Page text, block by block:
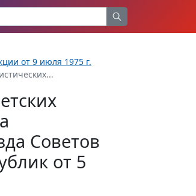
от 9 июля 1975 г.
Советов
от 5